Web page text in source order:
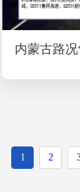
内蒙古路况
1 2